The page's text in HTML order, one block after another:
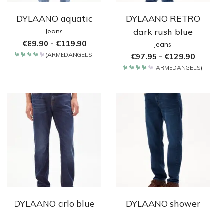
DYLAANO aquatic
Jeans
€89.90 - €119.90
(ARMEDANGELS)
DYLAANO RETRO
dark rush blue
Jeans
€97.95 - €129.90
(ARMEDANGELS)
DYLAANO arlo blue DYLAANO shower